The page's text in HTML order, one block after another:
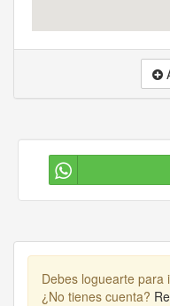
Debes loguearte para
¿No tienes cuenta?